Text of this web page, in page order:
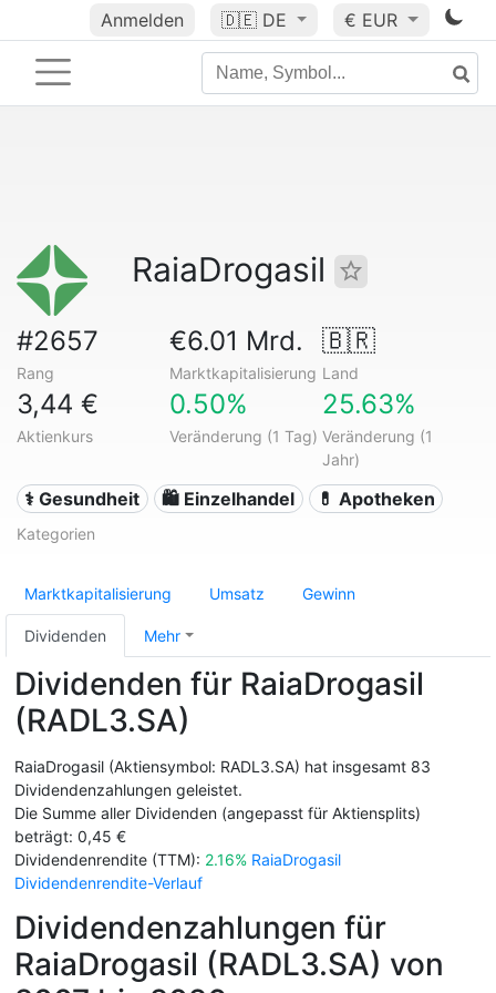
Anmelden 🇩🇪 DE € EUR
RaiaDrogasil
#2657
Rang
€6.01 Mrd.
Marktkapitalisierung
🇧🇷
Land
3,44 €
Aktienkurs
0.50%
Veränderung (1 Tag)
25.63%
Veränderung (1
Jahr)
⚕️ Gesundheit 🛍️ Einzelhandel 💊 Apotheken
Kategorien
Marktkapitalisierung Umsatz Gewinn
Dividenden Mehr
Dividenden für RaiaDrogasil
(RADL3.SA)
RaiaDrogasil (Aktiensymbol: RADL3.SA) hat insgesamt 83
Dividendenzahlungen geleistet.
Die Summe aller Dividenden (angepasst für Aktiensplits)
beträgt: 0,45 €
Dividendenrendite (TTM): 2.16% RaiaDrogasil
Dividendenrendite-Verlauf
Dividendenzahlungen für
RaiaDrogasil (RADL3.SA) von